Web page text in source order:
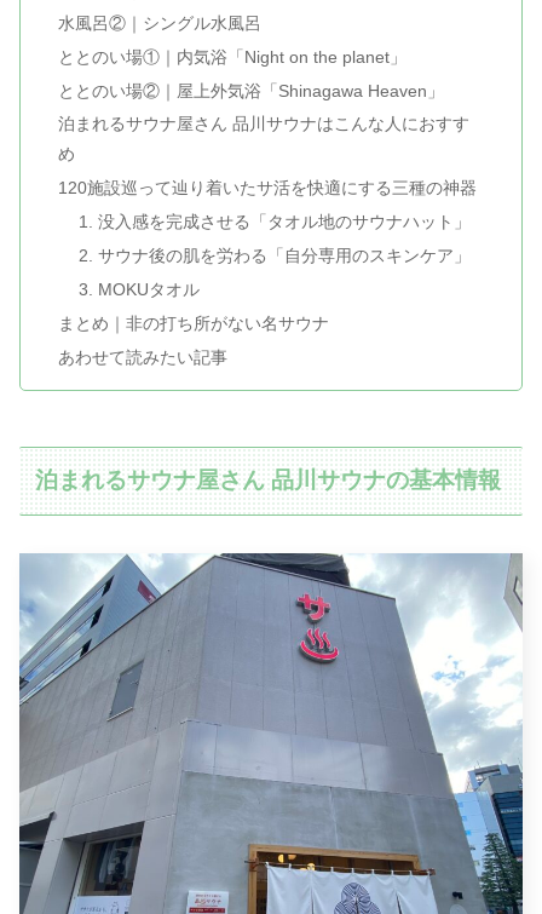
水風呂②｜シングル水風呂
ととのい場①｜内気浴「Night on the planet」
ととのい場②｜屋上外気浴「Shinagawa Heaven」
泊まれるサウナ屋さん 品川サウナはこんな人におすす
め
120施設巡って辿り着いたサ活を快適にする三種の神器
1. 没入感を完成させる「タオル地のサウナハット」
2. サウナ後の肌を労わる「自分専用のスキンケア」
3. MOKUタオル
まとめ｜非の打ち所がない名サウナ
あわせて読みたい記事
泊まれるサウナ屋さん 品川サウナの基本情報